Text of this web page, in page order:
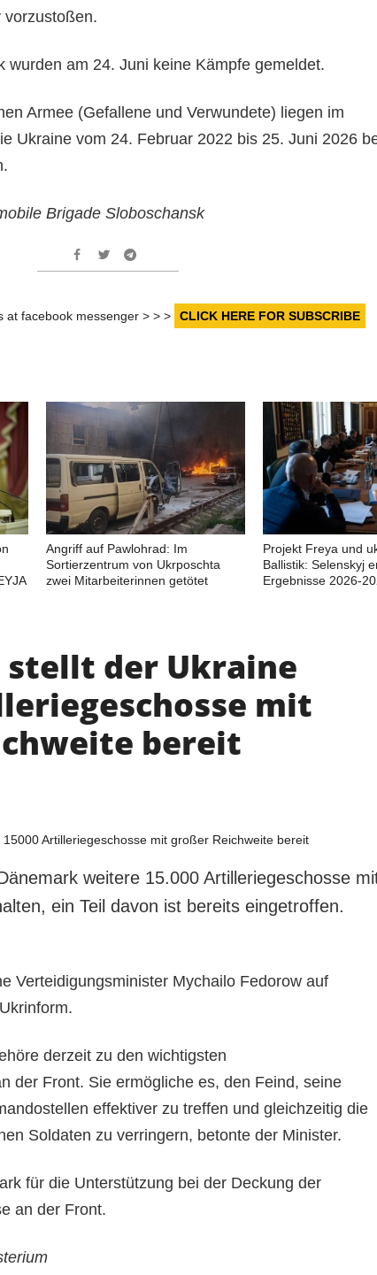
vorzustoßen.
wurden am 24. Juni keine Kämpfe gemeldet.
Armee (Gefallene und Verwundete) liegen im
Ukraine vom 24. Februar 2022 bis 25. Juni 2026
Brigade Sloboschansk
at facebook messenger > > > CLICK HERE FOR SUBSCRIBE
Angriff auf Pawlohrad: Im
Sortierzentrum von Ukrposchta
zwei Mitarbeiterinnen getötet
Projekt Freya und
Ballistik: Selenskyj
Ergebnisse 2026-
stellt der Ukraine
mit
bereit
weitere 15.000 Artilleriegeschosse
ein Teil davon ist bereits eingetroffen.
Verteidigungsminister Mychailo Fedorow auf
derzeit zu den wichtigsten
der Front. Sie ermögliche es, den Feind, seine
effektiver zu treffen und gleichzeitig die
Soldaten zu verringern, betonte der Minister.
für die Unterstützung bei der Deckung der
an der Front.